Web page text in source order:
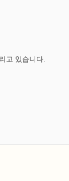
고 있습니다.